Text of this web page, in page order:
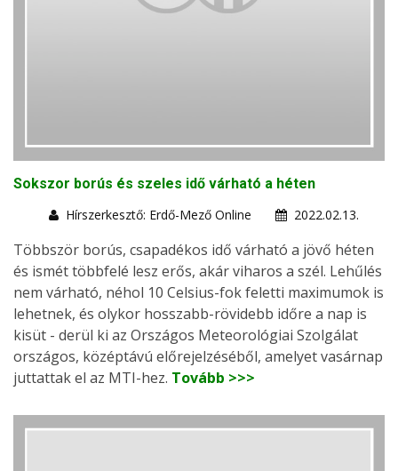
Sokszor borús és szeles idő várható a héten
Hírszerkesztő: Erdő-Mező Online
2022.02.13.
Többször borús, csapadékos idő várható a jövő héten
és ismét többfelé lesz erős, akár viharos a szél. Lehűlés
nem várható, néhol 10 Celsius-fok feletti maximumok is
lehetnek, és olykor hosszabb-rövidebb időre a nap is
kisüt - derül ki az Országos Meteorológiai Szolgálat
országos, középtávú előrejelzéséből, amelyet vasárnap
juttattak el az MTI-hez. Tovább >>>